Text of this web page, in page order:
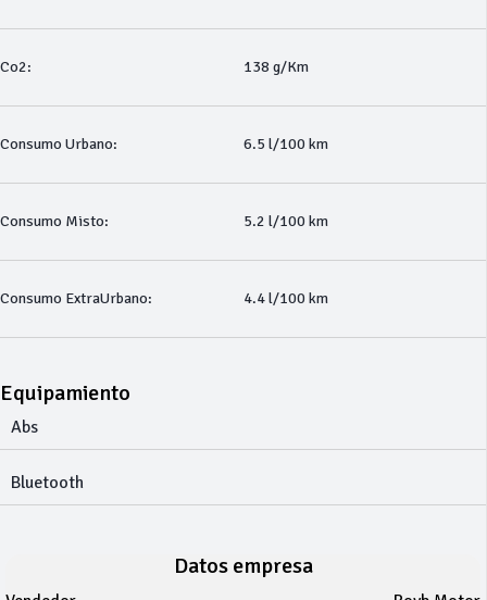
Co2: 138 g/Km
Consumo Urbano: 6.5 l/100 km
Consumo Misto: 5.2 l/100 km
Consumo ExtraUrbano: 4.4 l/100 km
Equipamiento
Abs
Bluetooth
Datos empresa